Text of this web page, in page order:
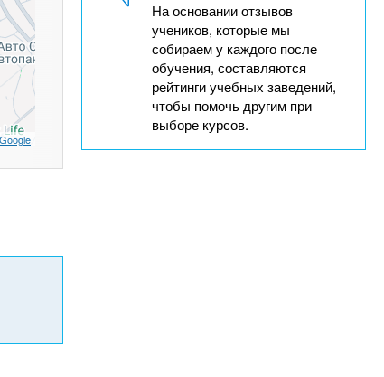
Google
На основании отзывов
учеников, которые мы
собираем у каждого после
обучения, составляются
рейтинги учебных заведений,
чтобы помочь другим при
выборе курсов.